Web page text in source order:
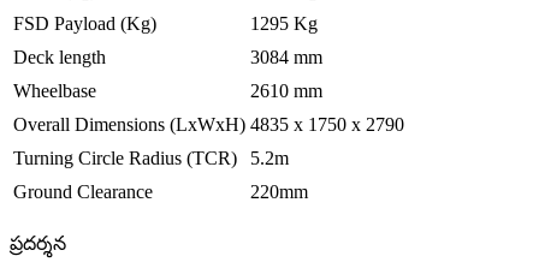
FSD Payload (Kg)
1295 Kg
Deck length
3084 mm
Wheelbase
2610 mm
Overall Dimensions (LxWxH) 4835 x 1750 x 2790
Turning Circle Radius (TCR)
5.2m
Ground Clearance
220mm
ప్రదర్శన